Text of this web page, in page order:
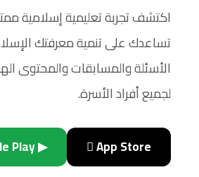
اكتشف تجربة تعليمية إسلامية
تساعدك على تنمية معرفتك
الأسئلة والمسابقات والمحتوى
لجميع أفراد الأسرة.
 App Store
▶ Google Play